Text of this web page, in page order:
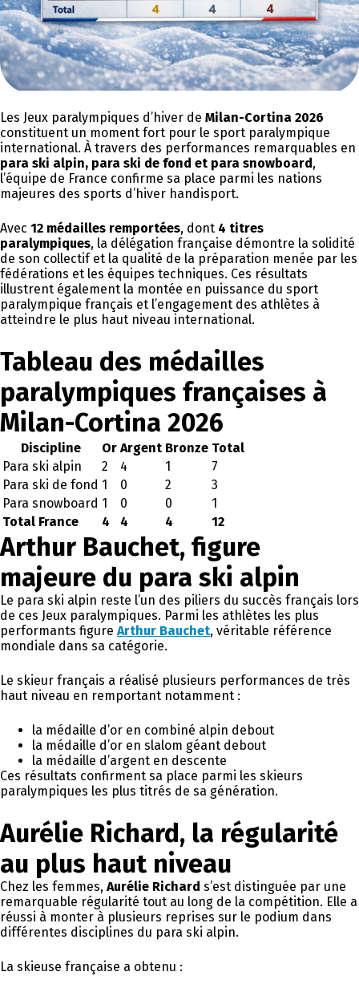
Les Jeux paralympiques d’hiver de Milan-Cortina 2026
constituent un moment fort pour le sport paralympique
international. À travers des performances remarquables en
para ski alpin, para ski de fond et para snowboard,
l’équipe de France confirme sa place parmi les nations
majeures des sports d’hiver handisport.
Avec 12 médailles remportées, dont 4 titres
paralympiques, la délégation française démontre la solidité
de son collectif et la qualité de la préparation menée par les
fédérations et les équipes techniques. Ces résultats
illustrent également la montée en puissance du sport
paralympique français et l’engagement des athlètes à
atteindre le plus haut niveau international.
Tableau des médailles
paralympiques françaises à
Milan-Cortina 2026
Discipline Or Argent Bronze Total
Para ski alpin
2 4 1
7
Para ski de fond 1 0 2
3
Para snowboard 1 0 0
1
Total France
4 4 4 12
Arthur Bauchet, figure
majeure du para ski alpin
Le para ski alpin reste l’un des piliers du succès français lors
de ces Jeux paralympiques. Parmi les athlètes les plus
performants figure Arthur Bauchet, véritable référence
mondiale dans sa catégorie.
Le skieur français a réalisé plusieurs performances de très
haut niveau en remportant notamment :
la médaille d’or en combiné alpin debout
la médaille d’or en slalom géant debout
la médaille d’argent en descente
Ces résultats confirment sa place parmi les skieurs
paralympiques les plus titrés de sa génération.
Aurélie Richard, la régularité
au plus haut niveau
Chez les femmes, Aurélie Richard s’est distinguée par une
remarquable régularité tout au long de la compétition. Elle a
réussi à monter à plusieurs reprises sur le podium dans
différentes disciplines du para ski alpin.
La skieuse française a obtenu :